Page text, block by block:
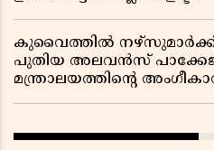
കുവൈത്തിൽ നഴ്‌സുമാർക്ക്
പുതിയ അലവൻസ്
മന്ത്രാലയത്തിൻ്റെ